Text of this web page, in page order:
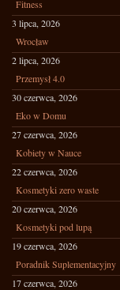
Fitness
3 lipca, 2026
Wrocław
2 lipca, 2026
Przemysł 4.0
30 czerwca, 2026
Eko w Domu
27 czerwca, 2026
Kobiety w Nauce
22 czerwca, 2026
Kosmetyki zero waste
20 czerwca, 2026
Kosmetyki pod lupą
19 czerwca, 2026
Poradnik Suplementacyjny
17 czerwca, 2026